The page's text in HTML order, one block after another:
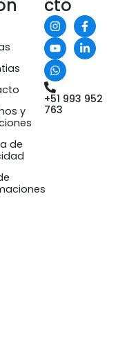
y
de
cto
+51 993 952
763